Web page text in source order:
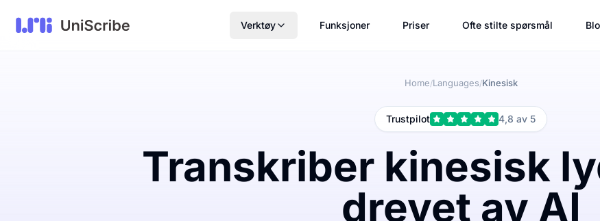
Verktøy Funksjoner Priser Ofte stilte spørsmål
Home/Languages/Kinesisk
Trustpilot 4,8 av 5
Transkriber kinesisk
drevet av AI